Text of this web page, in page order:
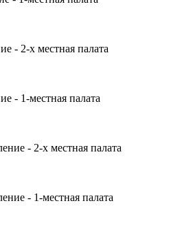
- 2-х местная палата
- 1-местная палата
- 2-х местная палата
- 1-местная палата